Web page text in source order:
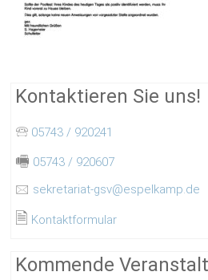
Kontaktieren Sie uns!
🕾 05743 / 920241
🖷 05743 / 920607
🖂 sekretariat-gsv@espelkamp.de
🗎 Kontaktformular
Kommende